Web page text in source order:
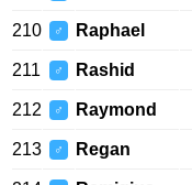
210 ♂ Raphael
211 ♂ Rashid
212 ♂ Raymond
213 ♂ Regan